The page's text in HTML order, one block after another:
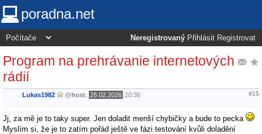
poradna.net
Neregistrovaný Přihlásit Registrovat
Program na prehrávanie internetových
rádií
Lukas1982 @host 26.02.2026 20:36 #15
Jj, za mě je to taky super. Jen doladit menší chybičky a bude to pecka
Myslím si, že je to zatím pořád ještě ve fázi testování kvůli doladění